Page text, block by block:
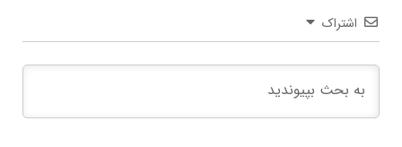
اشتراک